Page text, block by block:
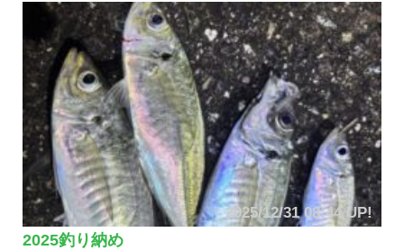
2025/12/31 08:44 UP!
2025釣り納め